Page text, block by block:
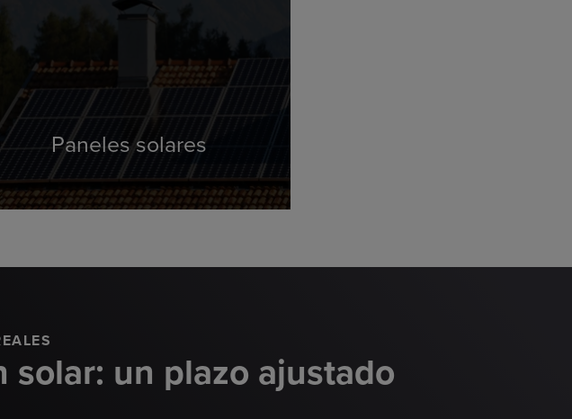
Paneles solares
solar: un plazo ajustado